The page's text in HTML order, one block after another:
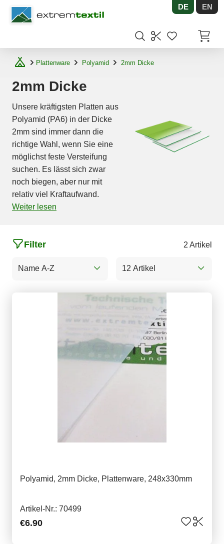
Shopware DE EN
Plattenware Polyamid 2mm Dicke
2mm Dicke
Unsere kräftigsten Platten aus
Polyamid (PA6) in der Dicke
2mm sind immer dann die
richtige Wahl, wenn Sie eine
möglichst feste Versteifung
suchen. Es lässt sich zwar
noch biegen, aber nur mit
relativ viel Kraftaufwand.
Weiter lesen
Name A-Z
Filter 2 Artikel
12 Artikel
Polyamid, 2mm Dicke, Plattenware, 248x330mm
Artikel-Nr.: 70499
€6.90